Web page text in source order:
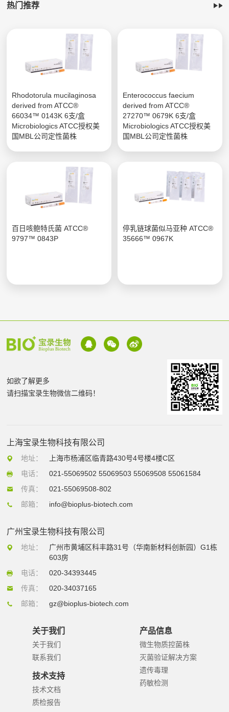
热门推荐
Rhodotorula mucilaginosa
derived from ATCC®
66034™ 0143K 6支/盒
Microbiologics ATCC授权美
国MBL公司定性菌株
Enterococcus faecium
derived from ATCC®
27270™ 0679K 6支/盒
Microbiologics ATCC授权美
国MBL公司定性菌株
百日咳鲍特氏菌 ATCC®
9797™ 0843P
停乳链球菌似马亚种 ATCC®
35666™ 0967K
如欲了解更多
请扫描宝录生物微信二维码！
上海宝录生物科技有限公司
地址：
上海市杨浦区临青路430号4号楼4楼C区
电话：
021-55069502 55069503 55069508 55061584
传真：
021-55069508-802
邮箱：
info@bioplus-biotech.com
广州宝录生物科技有限公司
地址：
广州市黄埔区科丰路31号（华南新材料创新园）G1栋
603房
电话：
020-34393445
传真：
020-34037165
邮箱：
gz@bioplus-biotech.com
关于我们
关于我们
联系我们
技术支持
技术文档
质检报告
产品信息
微生物质控菌株
灭菌验证解决方案
遗传毒理
药敏检测